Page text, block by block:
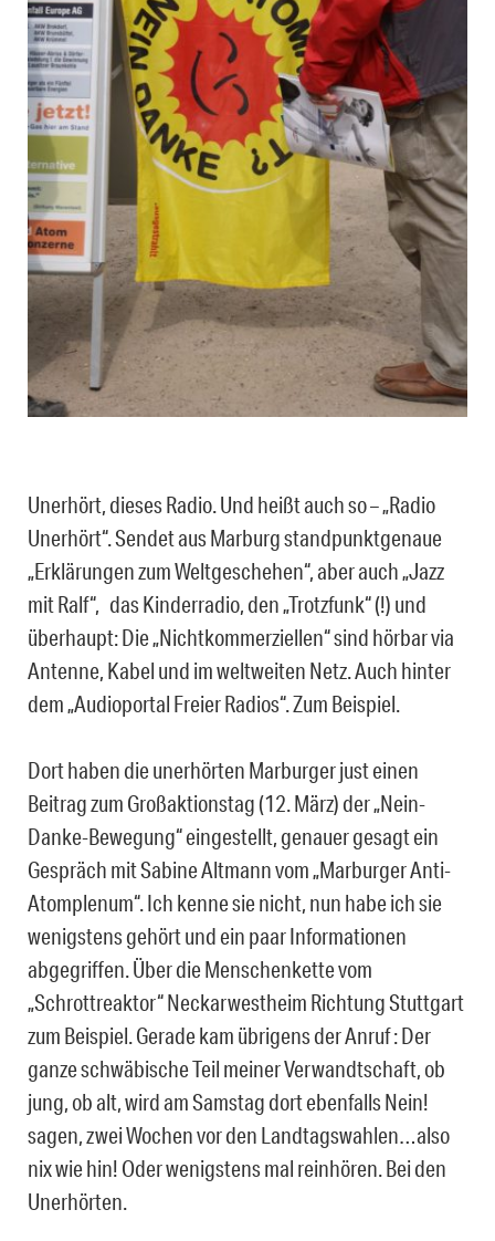
Unerhört, dieses Radio. Und heißt auch so – „Radio
Unerhört“. Sendet aus Marburg standpunktgenaue
„Erklärungen zum Weltgeschehen“, aber auch „Jazz
mit Ralf“, das Kinderradio, den „Trotzfunk“ (!) und
überhaupt: Die „Nichtkommerziellen“ sind hörbar via
Antenne, Kabel und im weltweiten Netz. Auch hinter
dem „Audioportal Freier Radios“. Zum Beispiel.
Dort haben die unerhörten Marburger just einen
Beitrag zum Großaktionstag (12. März) der „Nein-
Danke-Bewegung“ eingestellt, genauer gesagt ein
Gespräch mit Sabine Altmann vom „Marburger Anti-
Atomplenum“. Ich kenne sie nicht, nun habe ich sie
wenigstens gehört und ein paar Informationen
abgegriffen. Über die Menschenkette vom
„Schrottreaktor“ Neckarwestheim Richtung Stuttgart
zum Beispiel. Gerade kam übrigens der Anruf : Der
ganze schwäbische Teil meiner Verwandtschaft, ob
jung, ob alt, wird am Samstag dort ebenfalls Nein!
sagen, zwei Wochen vor den Landtagswahlen…also
nix wie hin! Oder wenigstens mal reinhören. Bei den
Unerhörten.